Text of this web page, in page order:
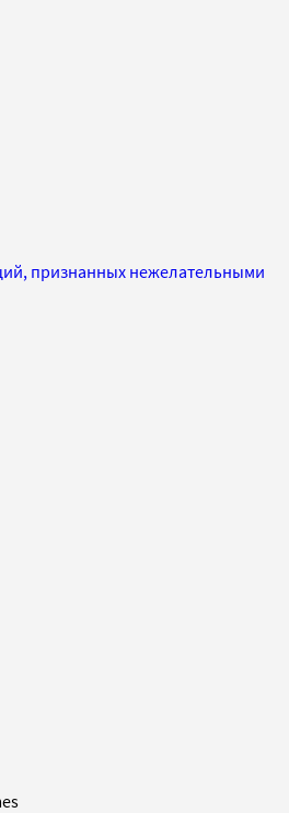
признанных нежелательными